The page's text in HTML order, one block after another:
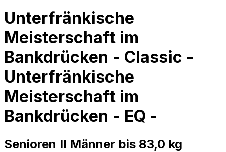
Unterfränkische
Meisterschaft im
Bankdrücken - Classic -
Unterfränkische
Meisterschaft im
Bankdrücken - EQ -
Senioren II Männer bis 83,0 kg